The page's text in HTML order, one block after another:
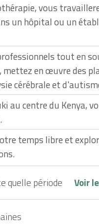
vous
un hôpital ou un
tout en
en œuvre des
cérébrale et
au centre du Kenya,
temps libre et
quelle période Voir